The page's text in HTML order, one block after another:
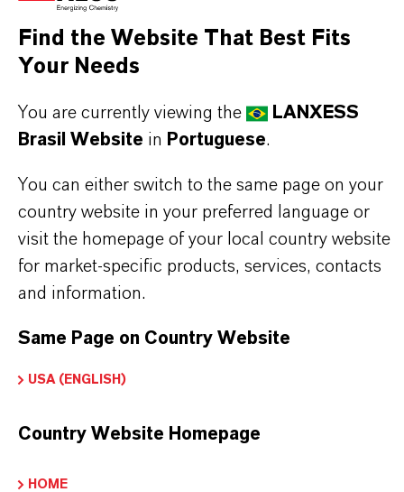
SINÔNIMOS DO PRODUTO
Aqui você pode baixar as fichas técnicas dos
produtos. Ao selecionar uma opção nos menus
suspensos, os links para download serão exibidos.
Folha de dados técnicos
Find the Website That Best Fits
Your Needs
You are currently viewing the
LANXESS
Brasil Website in Portuguese.
You can either switch to the same page on your
country website in your preferred language or
visit the homepage of your local country website
for market-specific products, services, contacts
and information.
Same Page on Country Website
USA (ENGLISH)
Country Website Homepage
HOME